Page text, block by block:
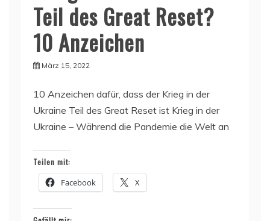
Teil des Great Reset?
10 Anzeichen
März 15, 2022
10 Anzeichen dafür, dass der Krieg in der
Ukraine Teil des Great Reset ist Krieg in der
Ukraine – Während die Pandemie die Welt an
Teilen mit:
Facebook X